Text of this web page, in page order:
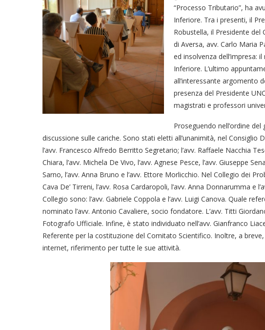
“Processo Tributario”, ha
Inferiore. Tra i presenti, il
Robustella, il Presidente del
di Aversa, avv. Carlo Maria
ed insolvenza dell’impresa:
Inferiore. L’ultimo
all’interessante argomento
presenza del Presidente
magistrati e professori
Proseguendo nell’ordine
discussione sulle cariche. Sono stati eletti all’unanimità, nel Consiglio
l’avv. Francesco Alfredo Berritto Segretario; l’avv. Raffaele Nacchia
Chiara, l’avv. Michela De Vivo, l’avv. Agnese Pesce, l’avv. Giuseppe
Sarno, l’avv. Anna Bruno e l’avv. Ettore Morlicchio. Nel Collegio dei
Cava De’ Tirreni, l’avv. Rosa Cardaropoli, l’avv. Anna Donnarumma e
Collegio sono: l’avv. Gabriele Coppola e l’avv. Luigi Canova. Quale
nominato l’avv. Antonio Cavaliere, socio fondatore. L’avv. Titti
Fotografo Ufficiale. Infine, è stato individuato nell’avv. Gianfranco
Referente per la costituzione del Comitato Scientifico. Inoltre, a
internet, riferimento per tutte le sue attività.